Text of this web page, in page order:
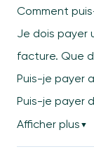
Comment
Je dois payer
facture. Que
Puis-je payer
Puis-je payer
Afficher plus ▼